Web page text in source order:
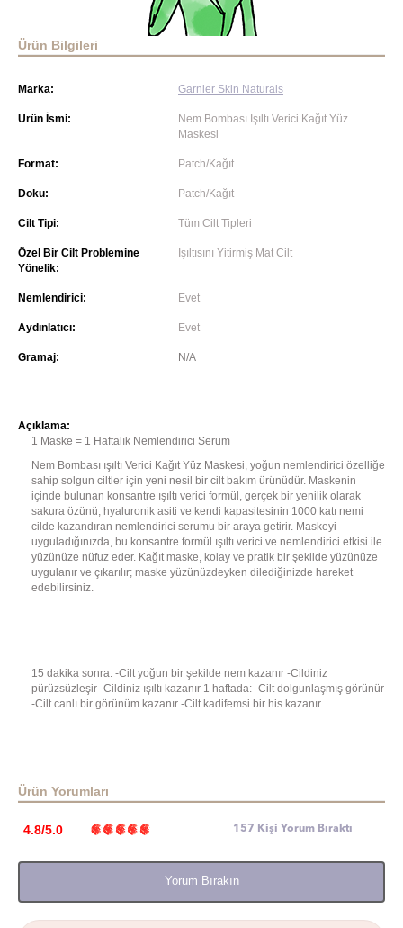
Ürün Bilgileri
Marka: Garnier Skin Naturals
Ürün İsmi:
Nem Bombası Işıltı Verici Kağıt Yüz
Maskesi
Format: Patch/Kağıt
Doku: Patch/Kağıt
Cilt Tipi: Tüm Cilt Tipleri
Özel Bir Cilt Problemine
Yönelik:
Işıltısını Yitirmiş Mat Cilt
Nemlendirici: Evet
Aydınlatıcı: Evet
Gramaj: N/A
Açıklama:
1 Maske = 1 Haftalık Nemlendirici Serum
Nem Bombası ışıltı Verici Kağıt Yüz Maskesi, yoğun nemlendirici özelliğe
sahip solgun ciltler için yeni nesil bir cilt bakım ürünüdür. Maskenin
içinde bulunan konsantre ışıltı verici formül, gerçek bir yenilik olarak
sakura özünü, hyaluronik asiti ve kendi kapasitesinin 1000 katı nemi
cilde kazandıran nemlendirici serumu bir araya getirir. Maskeyi
uyguladığınızda, bu konsantre formül ışıltı verici ve nemlendirici etkisi ile
yüzünüze nüfuz eder. Kağıt maske, kolay ve pratik bir şekilde yüzünüze
uygulanır ve çıkarılır; maske yüzünüzdeyken dilediğinizde hareket
edebilirsiniz.
15 dakika sonra: -Cilt yoğun bir şekilde nem kazanır -Cildiniz
pürüzsüzleşir -Cildiniz ışıltı kazanır 1 haftada: -Cilt dolgunlaşmış görünür
-Cilt canlı bir görünüm kazanır -Cilt kadifemsi bir his kazanır
Ürün Yorumları
4.8/5.0 157 Kişi Yorum Bıraktı
Yorum Bırakın